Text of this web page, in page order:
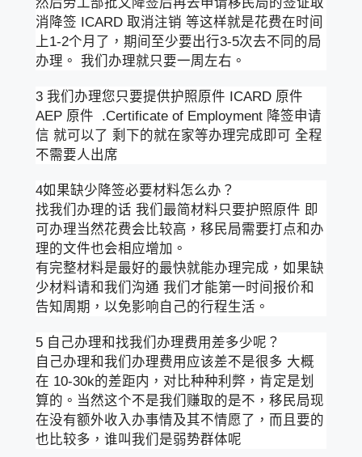
消降签 ICARD 取消注销 等这样就是花费在时间
上1-2个月了，期间至少要出行3-5次去不同的局
办理。 我们办理就只要一周左右。
3 我们办理您只要提供护照原件 ICARD 原件
AEP 原件 .Certificate of Employment 降签申请
信 就可以了 剩下的就在家等办理完成即可 全程
不需要人出席
4如果缺少降签必要材料怎么办？
找我们办理的话 我们最简材料只要护照原件 即
可办理当然花费会比较高，移民局需要打点和办
理的文件也会相应增加。
有完整材料是最好的最快就能办理完成，如果缺
少材料请和我们沟通 我们才能第一时间报价和
告知周期，以免影响自己的行程生活。
5 自己办理和找我们办理费用差多少呢？
自己办理和我们办理费用应该差不是很多 大概
在 10-30k的差距内，对比种种利弊，肯定是划
算的。当然这个不是我们赚取的是不，移民局现
在没有额外收入办事情及其不情愿了，而且要的
也比较多，谁叫我们是弱势群体呢